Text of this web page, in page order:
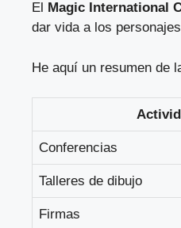
El Magic International
dar vida a los
He aquí un resumen de
Conferencias
Talleres de dibujo
Firmas